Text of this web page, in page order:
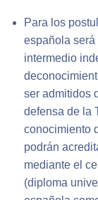
Para los
española será
intermedio
ser admitidos
defensa de la
conocimiento
podrán
mediante el
(diploma